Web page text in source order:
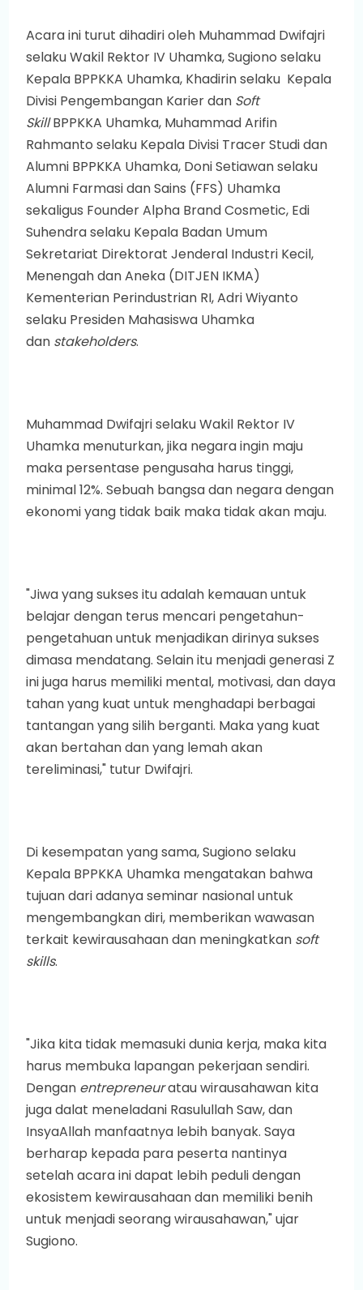
Acara ini turut dihadiri oleh Muhammad Dwifajri
selaku Wakil Rektor IV Uhamka, Sugiono selaku
Kepala BPPKKA Uhamka, Khadirin selaku Kepala
Divisi Pengembangan Karier dan Soft
SkillBPPKKA Uhamka, Muhammad Arifin
Rahmanto selaku Kepala Divisi Tracer Studi dan
Alumni BPPKKA Uhamka, Doni Setiawan selaku
Alumni Farmasi dan Sains (FFS) Uhamka
sekaligus Founder Alpha Brand Cosmetic, Edi
Suhendra selaku Kepala Badan Umum
Sekretariat Direktorat Jenderal Industri Kecil,
Menengah dan Aneka (DITJEN IKMA)
Kementerian Perindustrian RI, Adri Wiyanto
selaku Presiden Mahasiswa Uhamka
dan stakeholders.
Muhammad Dwifajri selaku Wakil Rektor IV
Uhamka menuturkan, jika negara ingin maju
maka persentase pengusaha harus tinggi,
minimal 12%. Sebuah bangsa dan negara dengan
ekonomi yang tidak baik maka tidak akan maju.
"Jiwa yang sukses itu adalah kemauan untuk
belajar dengan terus mencari pengetahun-
pengetahuan untuk menjadikan dirinya sukses
dimasa mendatang. Selain itu menjadi generasi Z
ini juga harus memiliki mental, motivasi, dan daya
tahan yang kuat untuk menghadapi berbagai
tantangan yang silih berganti. Maka yang kuat
akan bertahan dan yang lemah akan
tereliminasi," tutur Dwifajri.
Di kesempatan yang sama, Sugiono selaku
Kepala BPPKKA Uhamka mengatakan bahwa
tujuan dari adanya seminar nasional untuk
mengembangkan diri, memberikan wawasan
terkait kewirausahaan dan meningkatkan soft
skills.
"Jika kita tidak memasuki dunia kerja, maka kita
harus membuka lapangan pekerjaan sendiri.
Dengan entrepreneuratau wirausahawan kita
juga dalat meneladani Rasulullah Saw, dan
InsyaAllah manfaatnya lebih banyak. Saya
berharap kepada para peserta nantinya
setelah acara ini dapat lebih peduli dengan
ekosistem kewirausahaan dan memiliki benih
untuk menjadi seorang wirausahawan," ujar
Sugiono.